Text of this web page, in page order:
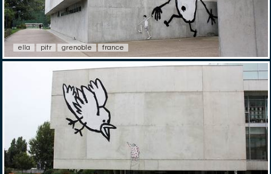
ella pitr grenoble france